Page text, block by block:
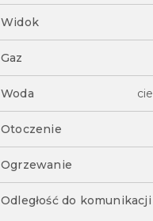
Widok
Gaz
Woda
Otoczenie
Ogrzewanie
Odległość do